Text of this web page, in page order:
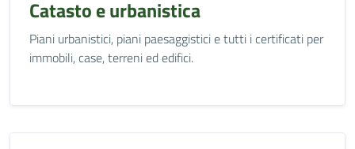
Catasto e urbanistica
Piani urbanistici, piani paesaggistici e tutti i certificati per
immobili, case, terreni ed edifici.